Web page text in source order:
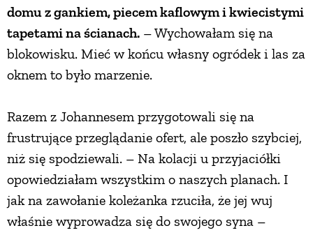
domu z gankiem, piecem kaflowym i kwiecistymi
tapetami na ścianach. – Wychowałam się na
blokowisku. Mieć w końcu własny ogródek i las za
oknem to było marzenie.
Razem z Johannesem przygotowali się na
frustrujące przeglądanie ofert, ale poszło szybciej,
niż się spodziewali. – Na kolacji u przyjaciółki
opowiedziałam wszystkim o naszych planach. I
jak na zawołanie koleżanka rzuciła, że jej wuj
właśnie wyprowadza się do swojego syna –